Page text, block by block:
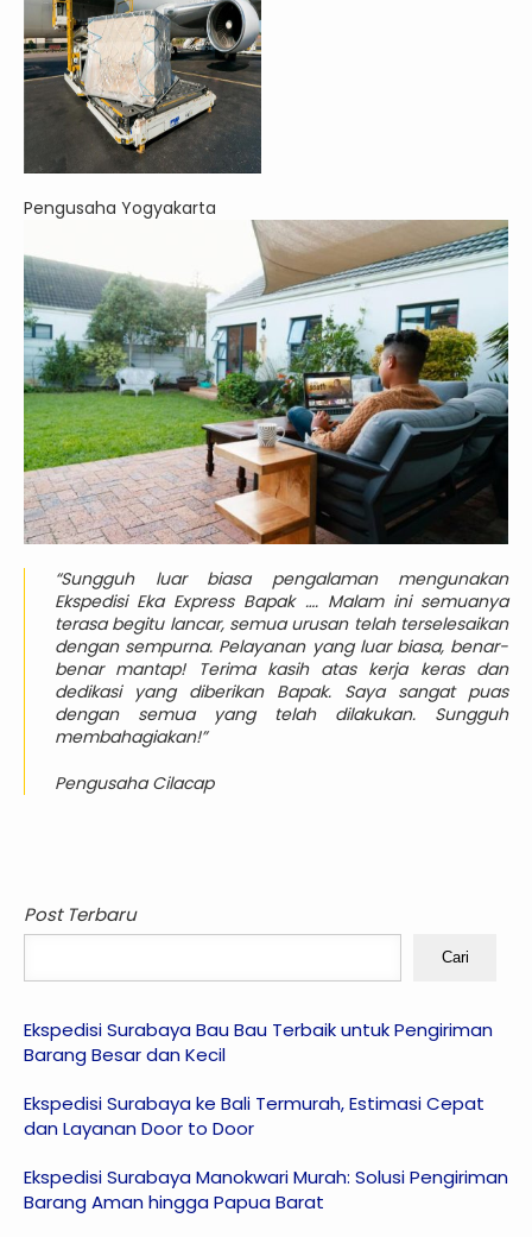
Pengusaha Yogyakarta
“Sungguh luar biasa pengalaman mengunakan
Ekspedisi Eka Express Bapak …. Malam ini semuanya
terasa begitu lancar, semua urusan telah terselesaikan
dengan sempurna. Pelayanan yang luar biasa, benar-
benar mantap! Terima kasih atas kerja keras dan
dedikasi yang diberikan Bapak. Saya sangat puas
dengan semua yang telah dilakukan. Sungguh
membahagiakan!”
Pengusaha Cilacap
Post Terbaru
Cari
Ekspedisi Surabaya Bau Bau Terbaik untuk Pengiriman
Barang Besar dan Kecil
Ekspedisi Surabaya ke Bali Termurah, Estimasi Cepat
dan Layanan Door to Door
Ekspedisi Surabaya Manokwari Murah: Solusi Pengiriman
Barang Aman hingga Papua Barat